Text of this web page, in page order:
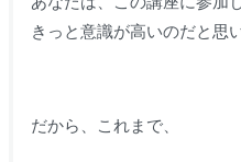
きっと意識が高いのだと思
だから、これまで、